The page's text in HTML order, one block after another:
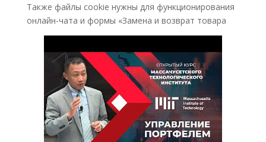
Также файлы cookie нужны для функционирования
онлайн-чата и формы «Замена и возврат товара